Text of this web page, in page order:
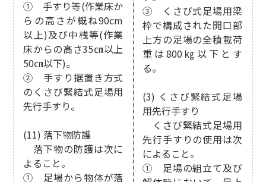
① 手すり等(作業床か
らの高さが概ね90cm
以上)及び中桟等(作業
床からの高さ35㎝以上
50㎝以下)。
② 手すり据置き方式
のくさび緊結式足場用
先行手すり。
(11) 落下物防護
落下物の防護は次に
よること。
① 足場から物体が落
③ くさび式足場用梁
枠で構成された開口部
上方の足場の全積載荷
重は800㎏以下とす
る。
(3) くさび緊結式足場
用先行手すり
くさび緊結式足場用
先行手すりの使用は次
によること。
① 足場の組立て及び